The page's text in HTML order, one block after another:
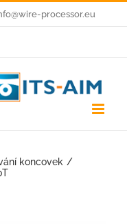
processor.eu
koncovek